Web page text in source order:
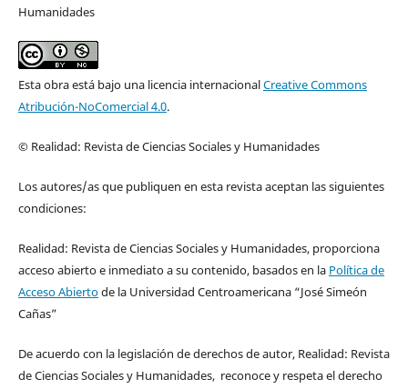
Humanidades
Esta obra está bajo una licencia internacionalCreative Commons
Atribución-NoComercial 4.0.
© Realidad: Revista de Ciencias Sociales y Humanidades
Los autores/as que publiquen en esta revista aceptan las siguientes
condiciones:
Realidad: Revista de Ciencias Sociales y Humanidades, proporciona
acceso abierto e inmediato a su contenido, basados en la Política de
Acceso Abiertode la Universidad Centroamericana “José Simeón
Cañas”
De acuerdo con la legislación de derechos de autor, Realidad: Revista
de Ciencias Sociales y Humanidades, reconoce y respeta el derecho